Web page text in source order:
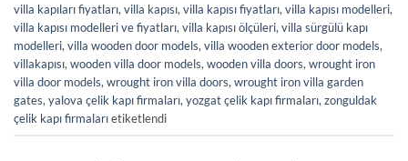
villa kapıları fiyatları,villa kapısı,villa kapısı fiyatları,villa kapısı modelleri,
villa kapısı modelleri ve fiyatları,villa kapısı ölçüleri,villa sürgülü kapı
modelleri,villa wooden door models,villa wooden exterior door models,
villakapısı,wooden villa door models,wooden villa doors,wrought iron
villa door models,wrought iron villa doors,wrought iron villa garden
gates,yalova çelik kapı firmaları,yozgat çelik kapı firmaları,zonguldak
çelik kapı firmalarıetiketlendi